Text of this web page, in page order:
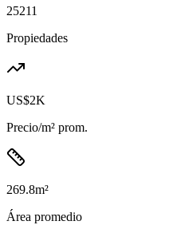
25211
Propiedades
US$2K
Precio/m² prom.
269.8m²
Área promedio